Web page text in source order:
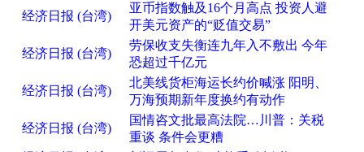
经济日报 (台湾)
亚币指数触及16个月高点 投资人避
开美元资产的“贬值交易”
经济日报 (台湾)
劳保收支失衡连九年入不敷出 今年
恐超过千亿元
经济日报 (台湾)
北美线货柜海运长约价喊涨 阳明、
万海预期新年度换约有动作
经济日报 (台湾)
国情咨文批最高法院…川普：关税
重谈 条件会更糟